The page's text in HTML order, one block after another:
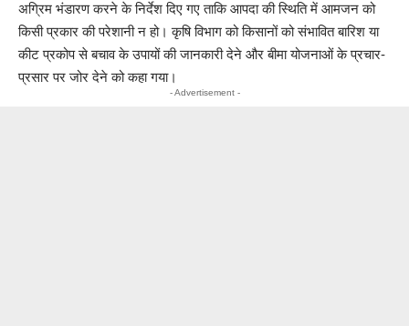
अग्रिम भंडारण करने के निर्देश दिए गए ताकि आपदा की स्थिति में आमजन को
किसी प्रकार की परेशानी न हो। कृषि विभाग को किसानों को संभावित बारिश या
कीट प्रकोप से बचाव के उपायों की जानकारी देने और बीमा योजनाओं के प्रचार-
प्रसार पर जोर देने को कहा गया।
- Advertisement -